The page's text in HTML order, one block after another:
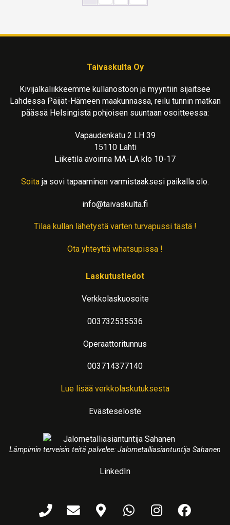
Taivaskulta Oy
Kivijalkaliikkeemme kullanostoon ja myyntiin sijaitsee
Lahdessa Päijät-Hämeen maakunnassa, reilu tunnin matkan
päässä Helsingistä pohjoisen suuntaan osoitteessa:
Vapaudenkatu 2 LH 39
15110 Lahti
Liiketila avoinna MA-LA klo 10-17
Soita ja sovi tapaaminen varmistaaksesi paikalla olo.
info@taivaskulta.fi
Tilaa kullan lähetystä varten turvapussi tästä !
Ota yhteyttä whatsupissa !
Laskutustiedot
Verkkolaskuosoite
003732535536
Operaattoritunnus
003714377140
Lue lisää verkkolaskutuksesta
Evästeseloste
Lämpimin terveisin teitä palvelee: Jalometalliasiantuntija Sahanen
LinkedIn